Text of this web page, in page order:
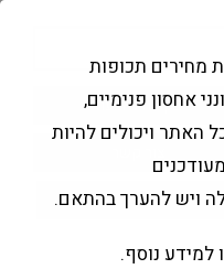
בקשה להצעה
מחירים תכופות
אחסון פנימיים,
האתר ויכולים להיות
ויש להערך בהתאם.
למידע נוסף.